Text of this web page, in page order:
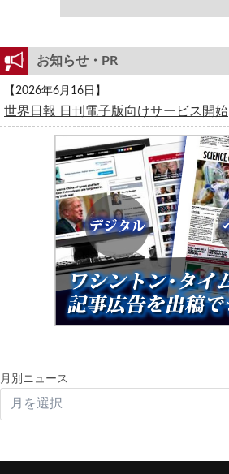
お知らせ・PR
【2026年6月16日】
世界日報 日刊電子版向けサービス開始
月別ニュース